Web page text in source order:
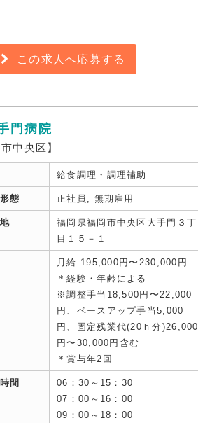
この求人へ応募する
門病院
中央区】
給食調理・調理補助
態 正社員, 無期雇用
福岡県福岡市中央区大手門３丁
目１５－１
月給 195,000円〜230,000円
＊経験・年齢による
※調整手当18,500円〜22,000
円、ベースアップ手当5,000
円、固定残業代(20ｈ分)26,000
円〜30,000円含む
＊賞与年2回
間
06：30～15：30
07：00～16：00
09：00～18：00